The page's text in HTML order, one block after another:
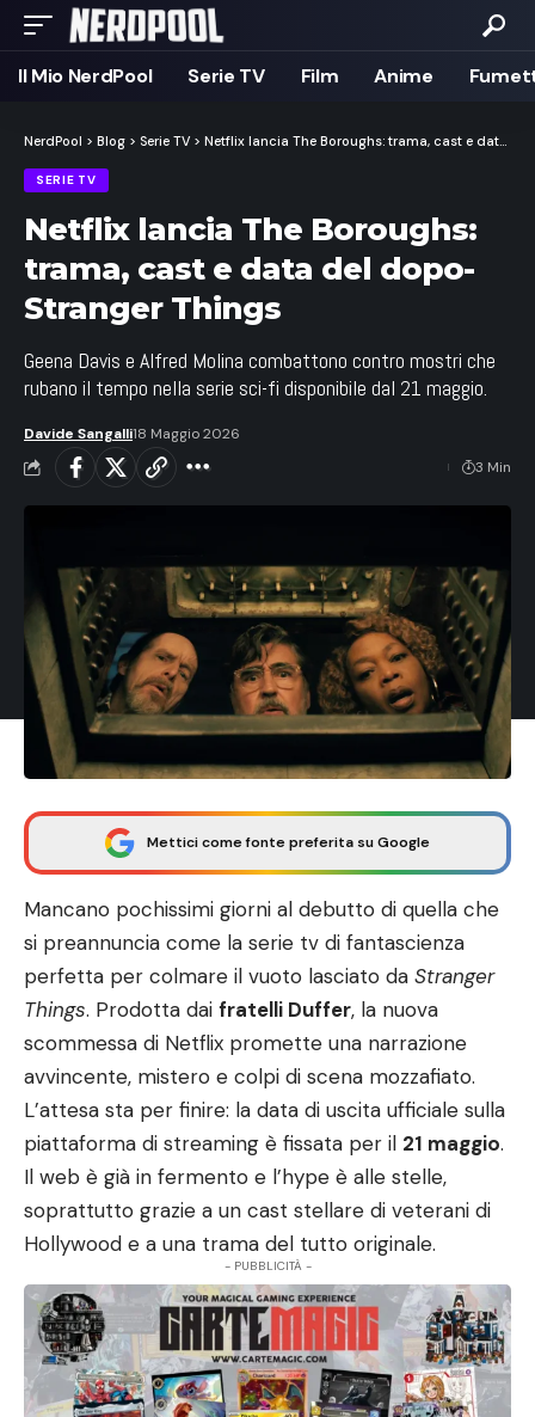
Il Mio NerdPool Serie TV Film Anime
NerdPool > Blog > Serie TV > Netflix lancia The Boroughs: trama, cast e data del dopo-Stranger Things
SERIE TV
Netflix lancia The Boroughs:
trama, cast e data del dopo-
Stranger Things
Geena Davis e Alfred Molina combattono contro mostri che
rubano il tempo nella serie sci-fi disponibile dal 21 maggio.
Davide Sangalli18 Maggio 2026
3 Min
Mettici come fonte preferita su Google
Mancano pochissimi giorni al debutto di quella che
si preannuncia come la serie tv di fantascienza
perfetta per colmare il vuoto lasciato da Stranger
Things. Prodotta dai fratelli Duffer, la nuova
scommessa di Netflix promette una narrazione
avvincente, mistero e colpi di scena mozzafiato.
L’attesa sta per finire: la data di uscita ufficiale sulla
piattaforma di streaming è fissata per il 21 maggio.
Il web è già in fermento e l’hype è alle stelle,
soprattutto grazie a un cast stellare di veterani di
Hollywood e a una trama del tutto originale.
- PUBBLICITÀ -